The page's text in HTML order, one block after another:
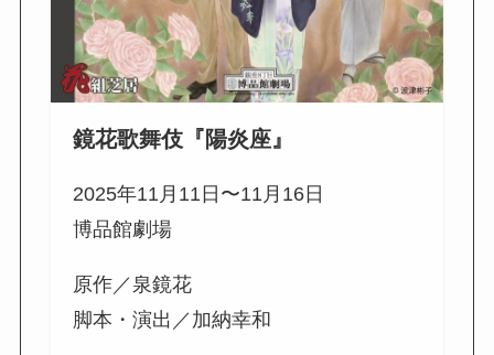
鏡花歌舞伎『陽炎座』
2025年11月11日〜11月16日
博品館劇場
原作／泉鏡花
脚本・演出／加納幸和